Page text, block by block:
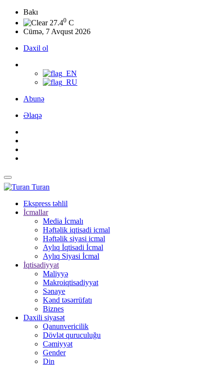
Bakı
27.40 C
Cümə, 7 Avqust 2026
Daxil ol
Abunə
Əlaqə
Turan
Ekspress təhlil
İcmallar
Media İcmalı
Həftəlik iqtisadi icmal
Həftəlik siyasi icmal
Aylıq İqtisadi İcmal
Aylıq Siyasi İcmal
İqtisadiyyat
Maliyyə
Makroiqtisadiyyat
Sənaye
Kənd təsərrüfatı
Biznes
Daxili siyasət
Qanunvericilik
Dövlət quruculuğu
Cəmiyyət
Gender
Din